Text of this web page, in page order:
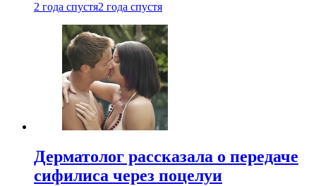
2 года спустя2 года спустя
Дерматолог рассказала о передаче
сифилиса через поцелуи